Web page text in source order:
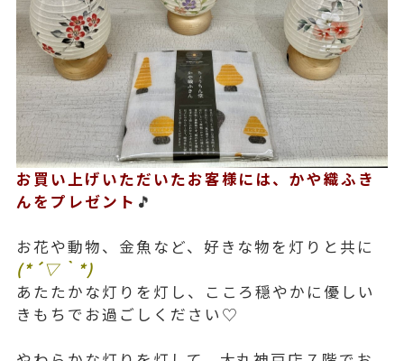
お買い上げいただいたお客様には、かや織ふき
んをプレゼント 🎵
お花や動物、金魚など、好きな物を灯りと共に
(*´▽｀*)
あたたかな灯りを灯し、こころ穏やかに優しい
きもちでお過ごしください♡